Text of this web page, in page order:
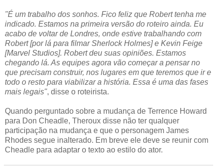
"É um trabalho dos sonhos. Fico feliz que Robert tenha me
indicado. Estamos na primeira versão do roteiro ainda. Eu
acabo de voltar de Londres, onde estive trabalhando com
Robert [por lá para filmar Sherlock Holmes] e Kevin Feige
[Marvel Studios]. Robert deu suas opiniões. Estamos
chegando lá. As equipes agora vão começar a pensar no
que precisam construir, nos lugares em que teremos que ir e
todo o resto para viabilizar a história. Essa é uma das fases
mais legais", disse o roteirista.
Quando perguntado sobre a mudança de Terrence Howard
para Don Cheadle, Theroux disse não ter qualquer
participação na mudança e que o personagem James
Rhodes segue inalterado. Em breve ele deve se reunir com
Cheadle para adaptar o texto ao estilo do ator.